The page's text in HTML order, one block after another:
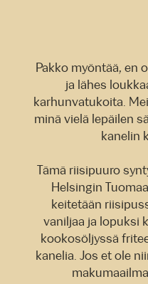
Pakko myöntää, en
ja lähes
karhunvatukoita.
minä vielä lepäilen
kanelin
Tämä riisipuuro
Helsingin
keitetään
vaniljaa ja lopuksi
kookosöljyssä
kanelia. Jos et ole